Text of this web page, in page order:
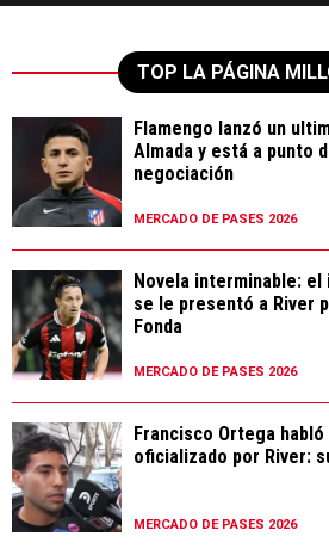
TOP LA PÁGINA
Flamengo lanzó un
Almada y está a punto
negociación
MERCADO DE PASES 2026
Novela interminable:
se le presentó a River
Fonda
MERCADO DE PASES 2026
Francisco Ortega
oficializado por River:
MERCADO DE PASES 2026